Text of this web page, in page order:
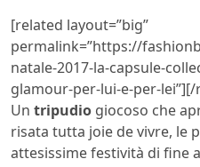
[related layout=”big”
permalink=”https://
natale-2017-la-capsule-
glamour-per-lui-e-per-
Un tripudio giocoso che
risata tutta joie de vivre, le
attesissime festività di fine